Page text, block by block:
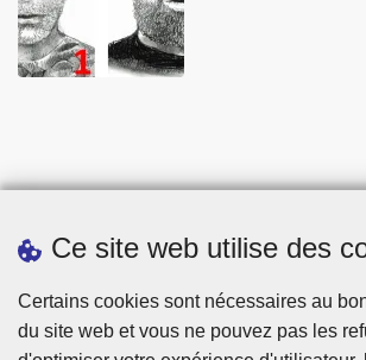
Ce site web utilise des
Certains cookies sont nécessaires au
du site web et vous ne pouvez pas les
Statistiques